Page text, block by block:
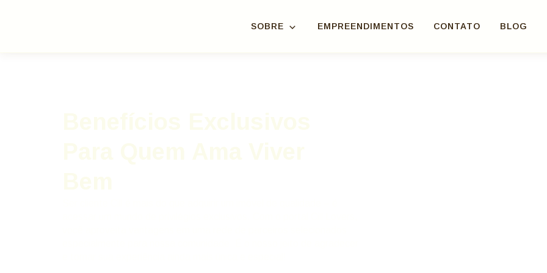
SOBRE EMPREENDIMENTOS CONTATO BLOG